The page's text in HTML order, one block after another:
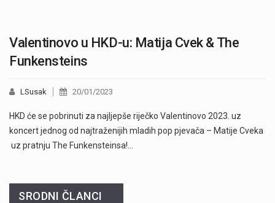
Valentinovo u HKD-u: Matija Cvek & The
Funkensteins
LSusak 20/01/2023
HKD će se pobrinuti za najljepše riječko Valentinovo 2023. uz
koncert jednog od najtraženijih mladih pop pjevača – Matije Cveka
uz pratnju The Funkensteinsa!…
SRODNI ČLANCI